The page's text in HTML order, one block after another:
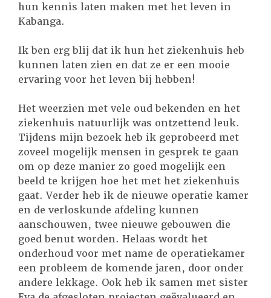
hun kennis laten maken met het leven in
Kabanga.
Ik ben erg blij dat ik hun het ziekenhuis heb
kunnen laten zien en dat ze er een mooie
ervaring voor het leven bij hebben!
Het weerzien met vele oud bekenden en het
ziekenhuis natuurlijk was ontzettend leuk.
Tijdens mijn bezoek heb ik geprobeerd met
zoveel mogelijk mensen in gesprek te gaan
om op deze manier zo goed mogelijk een
beeld te krijgen hoe het met het ziekenhuis
gaat. Verder heb ik de nieuwe operatie kamer
en de verloskunde afdeling kunnen
aanschouwen, twee nieuwe gebouwen die
goed benut worden. Helaas wordt het
onderhoud voor met name de operatiekamer
een probleem de komende jaren, door onder
andere lekkage. Ook heb ik samen met sister